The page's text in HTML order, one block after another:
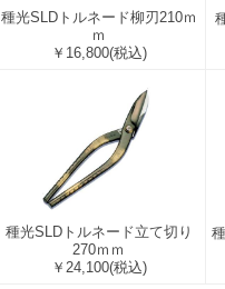
種光SLDトルネード柳刃210ｍ
ｍ
￥16,800(税込)
種光SLDトルネード立て切り
270ｍｍ
￥24,100(税込)